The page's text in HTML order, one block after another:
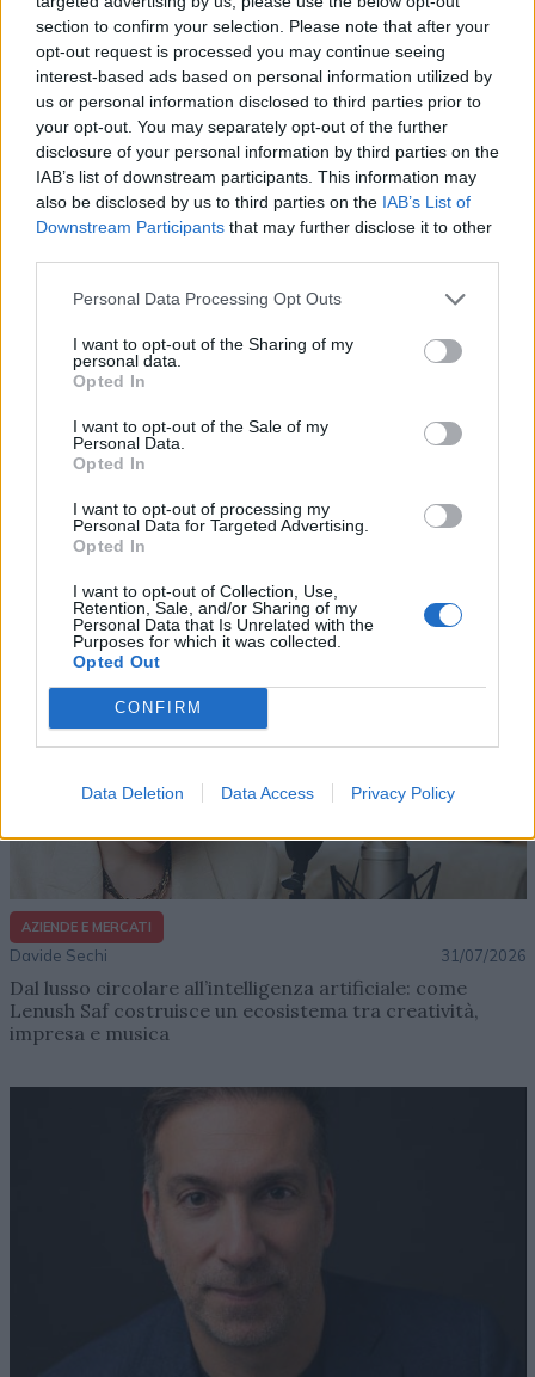
section to confirm your selection. Please note that after your
opt-out request is processed you may continue seeing
interest-based ads based on personal information utilized by
us or personal information disclosed to third parties prior to
your opt-out. You may separately opt-out of the further
disclosure of your personal information by third parties on the
IAB’s list of downstream participants. This information may
also be disclosed by us to third parties on the IAB’s List of
Downstream Participants that may further disclose it to other
Personal Data Processing Opt Outs
I want to opt-out of the Sharing of my
personal data.
Opted In
I want to opt-out of the Sale of my
Personal Data.
Opted In
I want to opt-out of processing my
Personal Data for Targeted Advertising.
Opted In
I want to opt-out of Collection, Use,
Retention, Sale, and/or Sharing of my
Personal Data that Is Unrelated with the
Purposes for which it was collected.
Opted Out
CONFIRM
Data Deletion Data Access Privacy Policy
realtà digitali e accelerare il piano di espansione
dell'azienda, con l’obiettivo di rafforzare il suo
posizionamento nel panorama globale dei media e
dell'entertainment. "La strategia di crescita prevede
sia uno sviluppo organico sia per linee esterne -
aggiunge Perrone -. Valutiamo diverse opportunità nel
settore delle talent agency e delle community digitali,
con l'obiettivo di integrare competenze complementari
e ampliare il network di creator e di IP".
Altri articoli che potrebbero piacerti
AZIENDE E MERCATI
Davide Sechi 31/07/2026
Dal lusso circolare all’intelligenza artificiale: come
Lenush Saf costruisce un ecosistema tra creatività,
impresa e musica